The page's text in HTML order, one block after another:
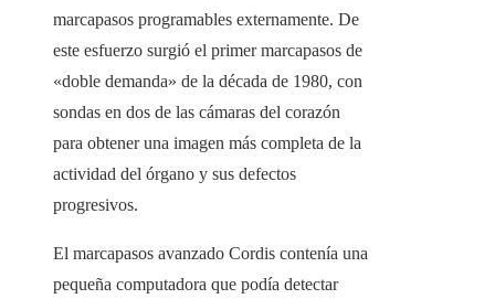
marcapasos programables externamente. De
este esfuerzo surgió el primer marcapasos de
«doble demanda» de la década de 1980, con
sondas en dos de las cámaras del corazón
para obtener una imagen más completa de la
actividad del órgano y sus defectos
progresivos.
El marcapasos avanzado Cordis contenía una
pequeña computadora que podía detectar